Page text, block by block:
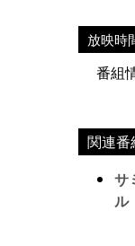
放映時
番組
関連番
サ
ル